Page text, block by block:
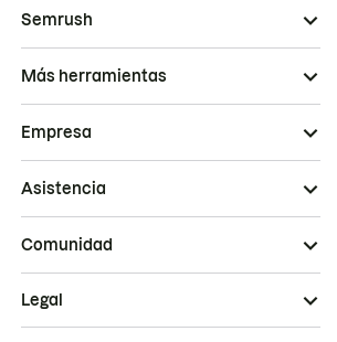
Semrush
Más herramientas
Empresa
Asistencia
Comunidad
Legal